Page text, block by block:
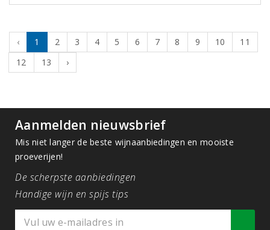
‹ 1 2 3 4 5 6 7 8 9 10
11
12
13 ›
Aanmelden nieuwsbrief
Mis niet langer de beste wijnaanbiedingen en mooiste
proeverijen!
De scherpste aanbiedingen
Handige wijn en spijs tips